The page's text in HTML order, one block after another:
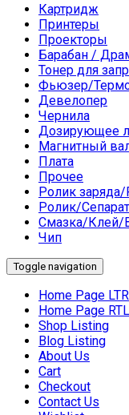
Картридж
Принтеры
Проекторы
Барабан /
Тонер для
Фьюзер/
Девелопер
Чернила
Дозирующее
Магнитный
Плата
Прочее
Ролик
Ролик/
Смазка/Клей/
Чип
Toggle navigation
Home Page LTR
Home Page RTL
Shop Listing
Blog Listing
About Us
Cart
Checkout
Contact Us